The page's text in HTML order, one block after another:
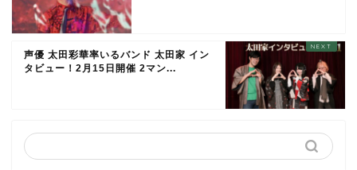
声優 太田彩華率いるバンド 太田家 イン
タビュー！2月15日開催 2マン...